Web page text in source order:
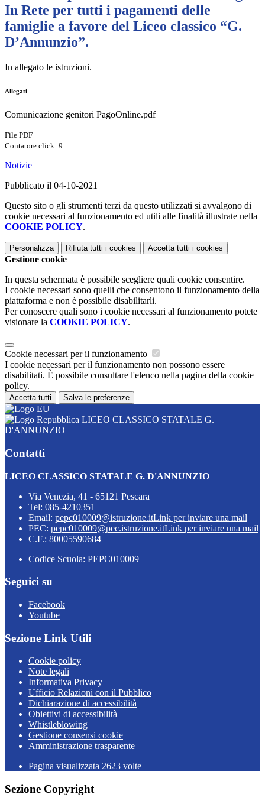
In Rete per tutti i pagamenti delle
famiglie a favore del Liceo classico “G.
D’Annunzio”.
In allegato le istruzioni.
Allegati
Comunicazione genitori PagoOnline.pdf
File PDF
Contatore click: 9
Notizie
Pubblicato il 04-10-2021
Questo sito o gli strumenti terzi da questo utilizzati si avvalgono di
cookie necessari al funzionamento ed utili alle finalità illustrate nella
COOKIE POLICY.
Personalizza Rifiuta tutti i cookies Accetta tutti i cookies
Gestione cookie
In questa schermata è possibile scegliere quali cookie consentire.
I cookie necessari sono quelli che consentono il funzionamento della
piattaforma e non è possibile disabilitarli.
Per conoscere quali sono i cookie necessari al funzionamento potete
visionare la COOKIE POLICY.
Cookie necessari per il funzionamento
I cookie necessari per il funzionamento non possono essere
disabilitati. È possibile consultare l'elenco nella pagina della cookie
policy.
Accetta tutti Salva le preferenze
LICEO CLASSICO STATALE G.
D'ANNUNZIO
Contatti
LICEO CLASSICO STATALE G. D'ANNUNZIO
Via Venezia, 41 - 65121 Pescara
Tel: 085-4210351
Email: pepc010009@istruzione.itLink per inviare una mail
PEC: pepc010009@pec.istruzione.itLink per inviare una mail
C.F.: 80005590684
Codice Scuola: PEPC010009
Seguici su
Facebook
Youtube
Sezione Link Utili
Cookie policy
Note legali
Informativa Privacy
Ufficio Relazioni con il Pubblico
Dichiarazione di accessibilità
Obiettivi di accessibilità
Whistleblowing
Gestione consensi cookie
Amministrazione trasparente
Pagina visualizzata 2623 volte
Sezione Copyright